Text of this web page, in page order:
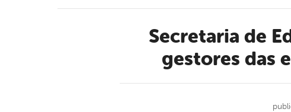
Secretaria de Educação e Tecnologia empossa 38 novos
gestores das